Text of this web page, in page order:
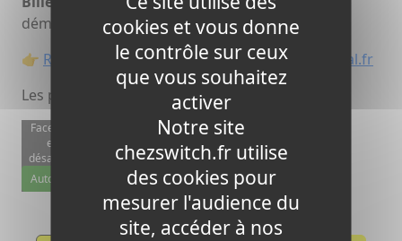
dématérialisé
👉 Réservez vos places sur switchcomediefestival.fr
Les places partent vite — ne tardez pas.
Facebook
est
désactivé.
Autoriser
cookies et vous donne
le contrôle sur ceux
que vous souhaitez
activer
Notre site
chezswitch.fr utilise
des cookies pour
mesurer l'audience du
site, accéder à nos